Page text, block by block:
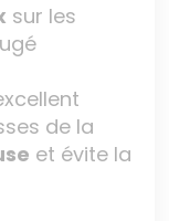
sur les
de la
et évite la